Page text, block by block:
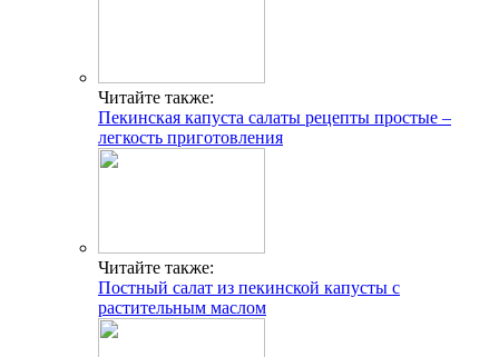
Читайте также:
Пекинская капуста салаты рецепты простые –
легкость приготовления
Читайте также:
Постный салат из пекинской капусты с
растительным маслом